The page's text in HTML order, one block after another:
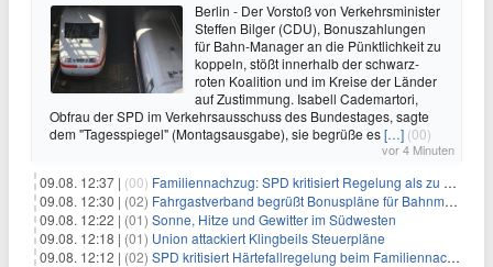
Berlin - Der Vorstoß von Verkehrsminister
Steffen Bilger (CDU), Bonuszahlungen
für Bahn-Manager an die Pünktlichkeit zu
koppeln, stößt innerhalb der schwarz-
roten Koalition und im Kreise der Länder
auf Zustimmung. Isabell Cademartori,
Obfrau der SPD im Verkehrsausschuss des Bundestages, sagte
dem "Tagesspiegel" (Montagsausgabe), sie begrüße es[…] (00)
vor 4 Minuten
09.08. 12:37 | (00) Familiennachzug: SPD kritisiert Regelung als zu streng
09.08. 12:30 | (02) Fahrgastverband begrüßt Bonuspläne für Bahnmanager
09.08. 12:22 | (01) Sonne, Hitze und Gewitter im Südwesten
09.08. 12:18 | (01) Union attackiert Klingbeils Steuerpläne
09.08. 12:12 | (02) SPD kritisiert Härtefallregelung beim Familiennachzug als zu streng